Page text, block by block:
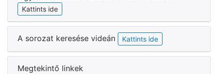
Kattints ide
A sorozat keresése videán Kattints ide
Megtekintő linkek